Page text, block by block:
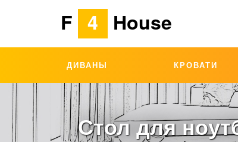
F 4 House
ДИВАНЫ КРОВАТИ
Стол для